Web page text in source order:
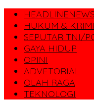
HEADLINENEWS
HUKUM &
SEPUTAR TNI/
GAYA HIDUP
OPINI
ADVETORIAL
OLAH RAGA
TEKNOLOGI